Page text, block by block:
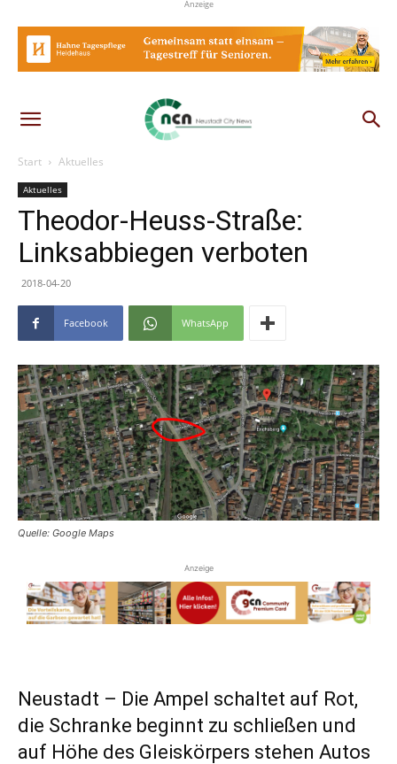
Anzeige
Start Aktuelles
Aktuelles
Theodor-Heuss-Straße:
Linksabbiegen verboten
2018-04-20
Facebook WhatsApp
Quelle: Google Maps
Anzeige
Neustadt – Die Ampel schaltet auf Rot,
die Schranke beginnt zu schließen und
auf Höhe des Gleiskörpers stehen Autos